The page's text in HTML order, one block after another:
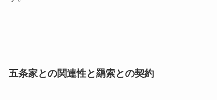
五条家との関連性と羂索との契約